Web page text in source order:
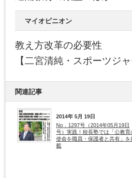
マイオピニオン
教え方改革の必要性
【二宮清純・スポーツジ
関連記事
2014年 5月 19日
No．1297号（2014年05月19日
号）実践！校長塾では「公教育
使命を職員・保護者と共有」を
載